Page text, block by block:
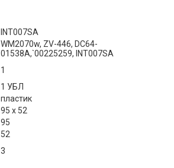
INT007SA
WM2070w, ZV-446, DC64-
01538A,`00225259, INT007SA
1
1 УБЛ
пластик
95 х 52
95
52
3